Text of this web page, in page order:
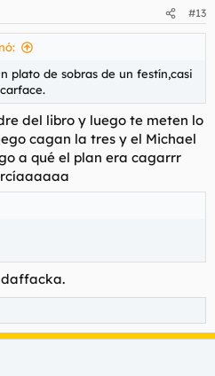
#13
plato de sobras de un festín,casi
del libro y luego te meten lo
cagan la tres y el Michael
a qué el plan era cagarrr